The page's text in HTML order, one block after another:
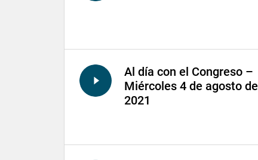
Al día con el Congreso –
Miércoles 4 de agosto de
2021